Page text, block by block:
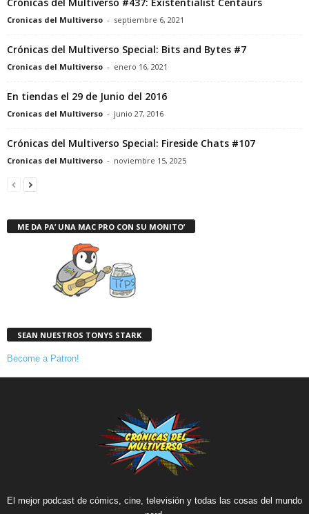
Cronicas del Multiverso - septiembre 6, 2021
Crónicas del Multiverso Special: Bits and Bytes #7
Cronicas del Multiverso - enero 16, 2021
En tiendas el 29 de Junio del 2016
Cronicas del Multiverso - junio 27, 2016
Crónicas del Multiverso Special: Fireside Chats #107
Cronicas del Multiverso - noviembre 15, 2025
ME DA PA’ UNA MAC PRO CON SU MONITO’
SEAN NUESTROS TONYS STARK
Become a Patron!
El mejor podcast de cómics, cine, televisión y todas las cosas del mundo